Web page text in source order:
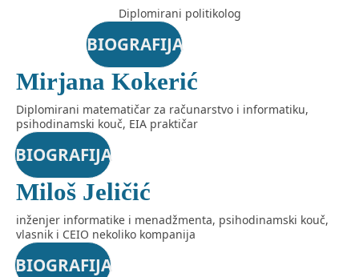
Diplomirani politikolog
BIOGRAFIJA
Mirjana Kokerić
Diplomirani matematičar za računarstvo i informatiku,
psihodinamski kouč, EIA praktičar
BIOGRAFIJA
Miloš Jeličić
inženjer informatike i menadžmenta, psihodinamski kouč,
vlasnik i CEIO nekoliko kompanija
BIOGRAFIJA